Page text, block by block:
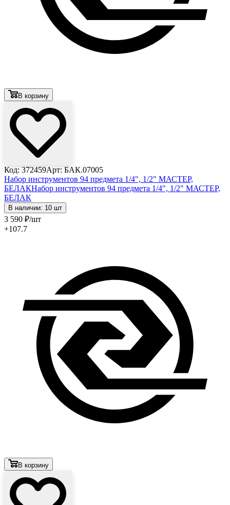
В корзину
Код: 372459Арт: БАК.07005
Набор инструментов 94 предмета 1/4", 1/2" МАСТЕР,
БЕЛАКНабор инструментов 94 предмета 1/4", 1/2" МАСТЕР,
БЕЛАК
В наличии: 10 шт
3 590 ₽/шт
+107.7
В корзину